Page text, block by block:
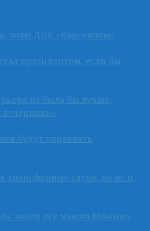
знаю ДНК «Барселоны»
президентом, если бы
не была бы лучше,
будут управлять
трансферные слухи, но не о
знаем все мысли Мбаппе»